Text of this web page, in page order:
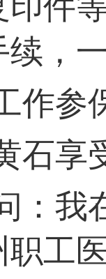
续，
作参
石享
：我
工